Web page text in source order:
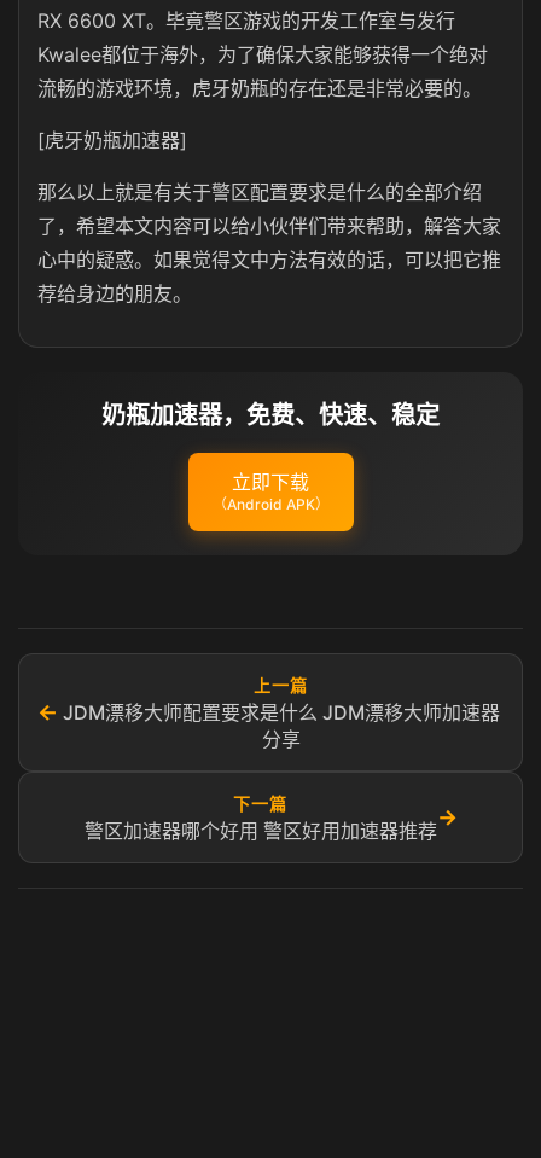
RX 6600 XT。 毕竟警区游戏的开发工作室与发行
Kwalee都位于海外，为了确保大家能够获得一个绝对
流畅的游戏环境，虎牙奶瓶的存在还是非常必要的。
[虎牙奶瓶加速器]
那么以上就是有关于警区配置要求是什么的全部介绍
了，希望本文内容可以给小伙伴们带来帮助，解答大家
心中的疑惑。如果觉得文中方法有效的话，可以把它推
荐给身边的朋友。
奶瓶加速器，免费、快速、稳定
立即下载
（Android APK）
←
上一篇
JDM漂移大师配置要求是什么 JDM漂移大师加速器
分享
下一篇
警区加速器哪个好用 警区好用加速器推荐
→